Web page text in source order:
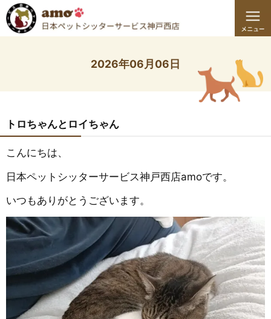
2026年06月06日
トロちゃんとロイちゃん
こんにちは、
日本ペットシッターサービス神戸西店amoです。
いつもありがとうございます。